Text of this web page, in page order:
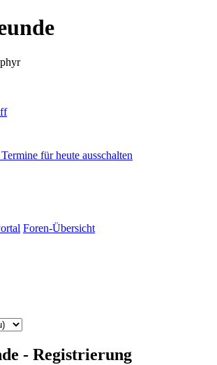
für heute ausschalten
Foren-Übersicht
- Registrierung